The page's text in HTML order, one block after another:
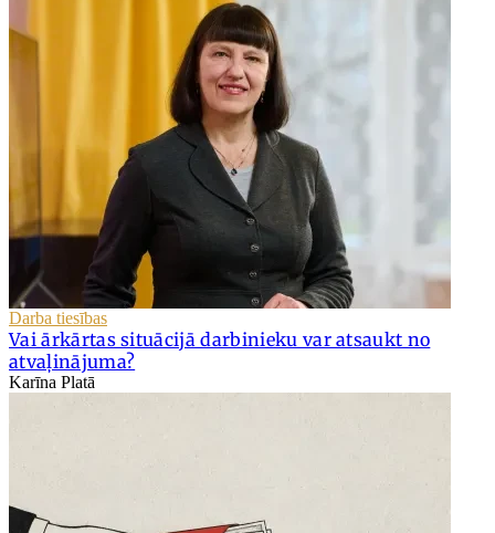
Darba tiesības
Vai ārkārtas situācijā darbinieku var atsaukt no
atvaļinājuma?
Karīna Platā